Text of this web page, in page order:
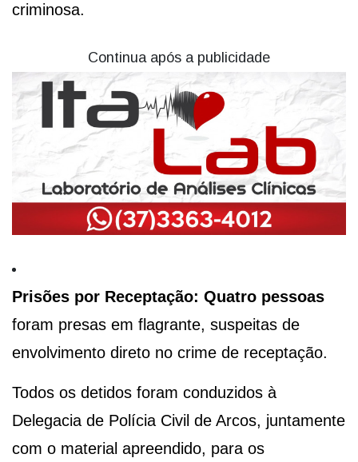
criminosa.
Continua após a publicidade
Prisões por Receptação: Quatro pessoas
foram presas em flagrante, suspeitas de
envolvimento direto no crime de receptação.
Todos os detidos foram conduzidos à
Delegacia de Polícia Civil de Arcos, juntamente
com o material apreendido, para os